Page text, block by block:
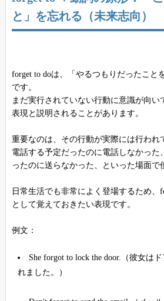
と」を忘れる（未来志向）
forget to doは、「やるつもりだったこと
です。
まだ実行されていない行動に意識が向い
表現と説明されることがあります。
重要なのは、その行動が実際には行われ
電話する予定だったのに電話しなかった
ったのに送らなかった、といった場面で
日常生活でも非常によく登場するため、
として覚えておきたい表現です。
例文：
She forgot to lock the door.（彼女は
れました。）